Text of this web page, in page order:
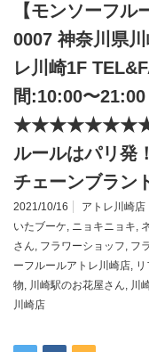
【モンソーフ
0007 神奈川県
レ川崎1F
間:10:00〜21:00
ルールはパリ発
チェーンブラン
2021/10/16 アトレ川崎店
いたブーケ, ニョキニョキ,
さん, フラワーショッフ, フ
ーフルールアトレ川崎店,
物, 川崎駅のお花屋さん, 川
川崎店